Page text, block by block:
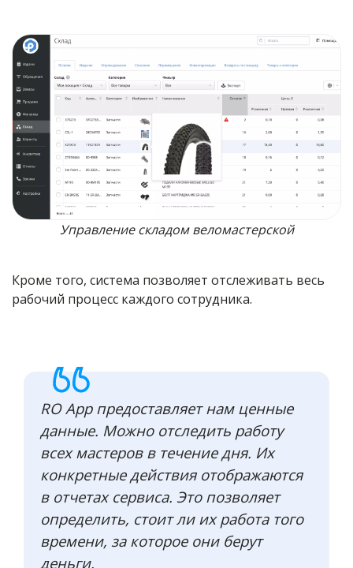
Управление складом веломастерской
Кроме того, система позволяет отслеживать весь
рабочий процесс каждого сотрудника.
RO App предоставляет нам ценные
данные. Можно отследить работу
всех мастеров в течение дня. Их
конкретные действия отображаются
в отчетах сервиса. Это позволяет
определить, стоит ли их работа того
времени, за которое они берут
деньги.